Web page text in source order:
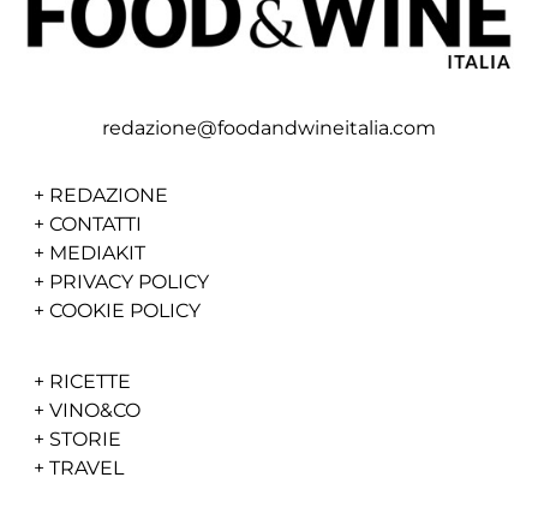
redazione@foodandwineitalia.com
+ REDAZIONE
+ CONTATTI
+ MEDIAKIT
+ PRIVACY POLICY
+ COOKIE POLICY
+ RICETTE
+ VINO&CO
+ STORIE
+ TRAVEL